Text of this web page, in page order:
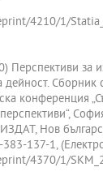
4210/1/
Перспективи за
дейност. Сборник
конференция
Нов
137-1,
4370/1/